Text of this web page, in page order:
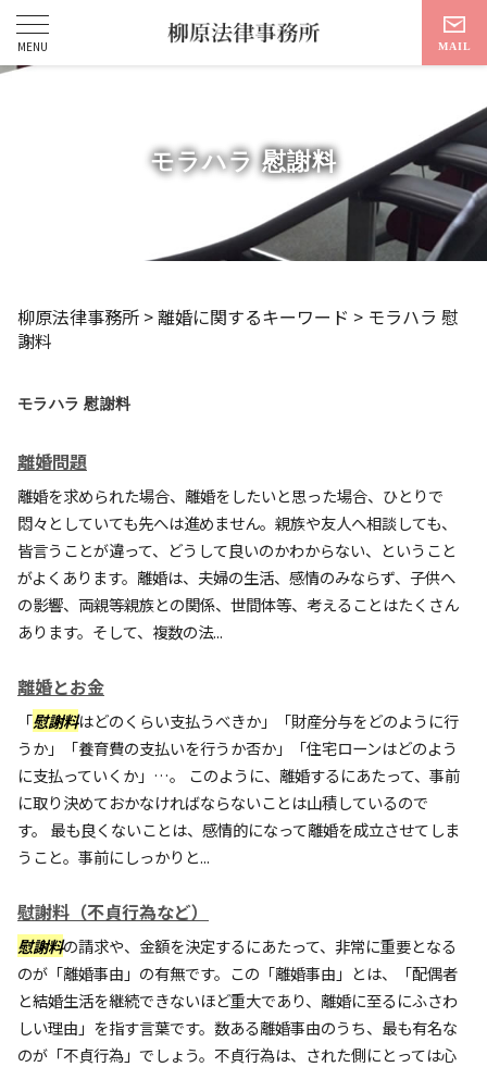
モラハラ 慰謝料
柳原法律事務所 >離婚に関するキーワード > モラハラ 慰
謝料
モラハラ 慰謝料
離婚問題
離婚を求められた場合、離婚をしたいと思った場合、ひとりで
悶々としていても先へは進めません。親族や友人へ相談しても、
皆言うことが違って、どうして良いのかわからない、ということ
がよくあります。離婚は、夫婦の生活、感情のみならず、子供へ
の影響、両親等親族との関係、世間体等、考えることはたくさん
あります。そして、複数の法...
離婚とお金
「慰謝料はどのくらい支払うべきか」「財産分与をどのように行
うか」「養育費の支払いを行うか否か」「住宅ローンはどのよう
に支払っていくか」…。 このように、離婚するにあたって、事前
に取り決めておかなければならないことは山積しているので
す。 最も良くないことは、感情的になって離婚を成立させてしま
うこと。事前にしっかりと...
慰謝料（不貞行為など）
慰謝料の請求や、金額を決定するにあたって、非常に重要となる
のが「離婚事由」の有無です。この「離婚事由」とは、「配偶者
と結婚生活を継続できないほど重大であり、離婚に至るにふさわ
しい理由」を指す言葉です。数ある離婚事由のうち、最も有名な
のが「不貞行為」でしょう。不貞行為は、された側にとっては心